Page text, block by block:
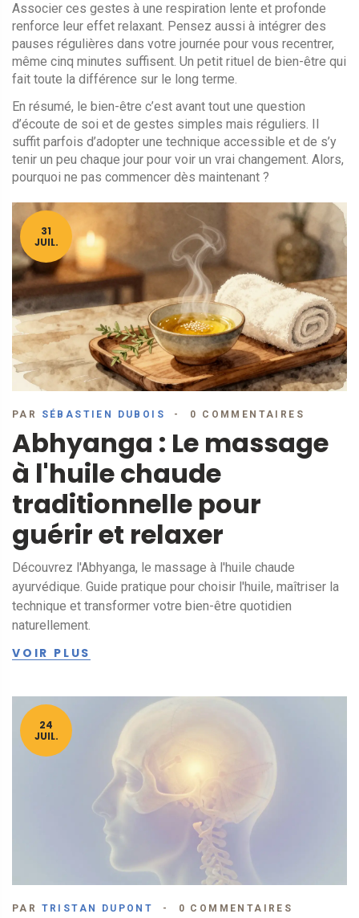
Associer ces gestes à une respiration lente et profonde
renforce leur effet relaxant. Pensez aussi à intégrer des
pauses régulières dans votre journée pour vous recentrer,
même cinq minutes suffisent. Un petit rituel de bien-être qui
fait toute la différence sur le long terme.
En résumé, le bien-être c’est avant tout une question
d’écoute de soi et de gestes simples mais réguliers. Il
suffit parfois d’adopter une technique accessible et de s’y
tenir un peu chaque jour pour voir un vrai changement. Alors,
pourquoi ne pas commencer dès maintenant ?
31
JUIL.
PAR SÉBASTIEN DUBOIS 0 COMMENTAIRES
Abhyanga : Le massage
à l'huile chaude
traditionnelle pour
guérir et relaxer
Découvrez l'Abhyanga, le massage à l'huile chaude
ayurvédique. Guide pratique pour choisir l'huile, maîtriser la
technique et transformer votre bien-être quotidien
naturellement.
VOIR PLUS
24
JUIL.
PAR TRISTAN DUPONT 0 COMMENTAIRES